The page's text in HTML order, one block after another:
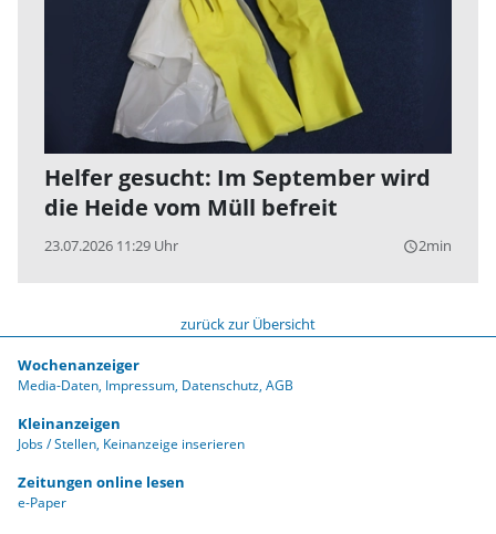
Helfer gesucht: Im September wird
die Heide vom Müll befreit
23.07.2026 11:29 Uhr query_builder2min
zurück zur Übersicht
Wochenanzeiger
Media-Daten Impressum Datenschutz AGB
Kleinanzeigen
Jobs / Stellen Keinanzeige inserieren
Zeitungen online lesen
e-Paper